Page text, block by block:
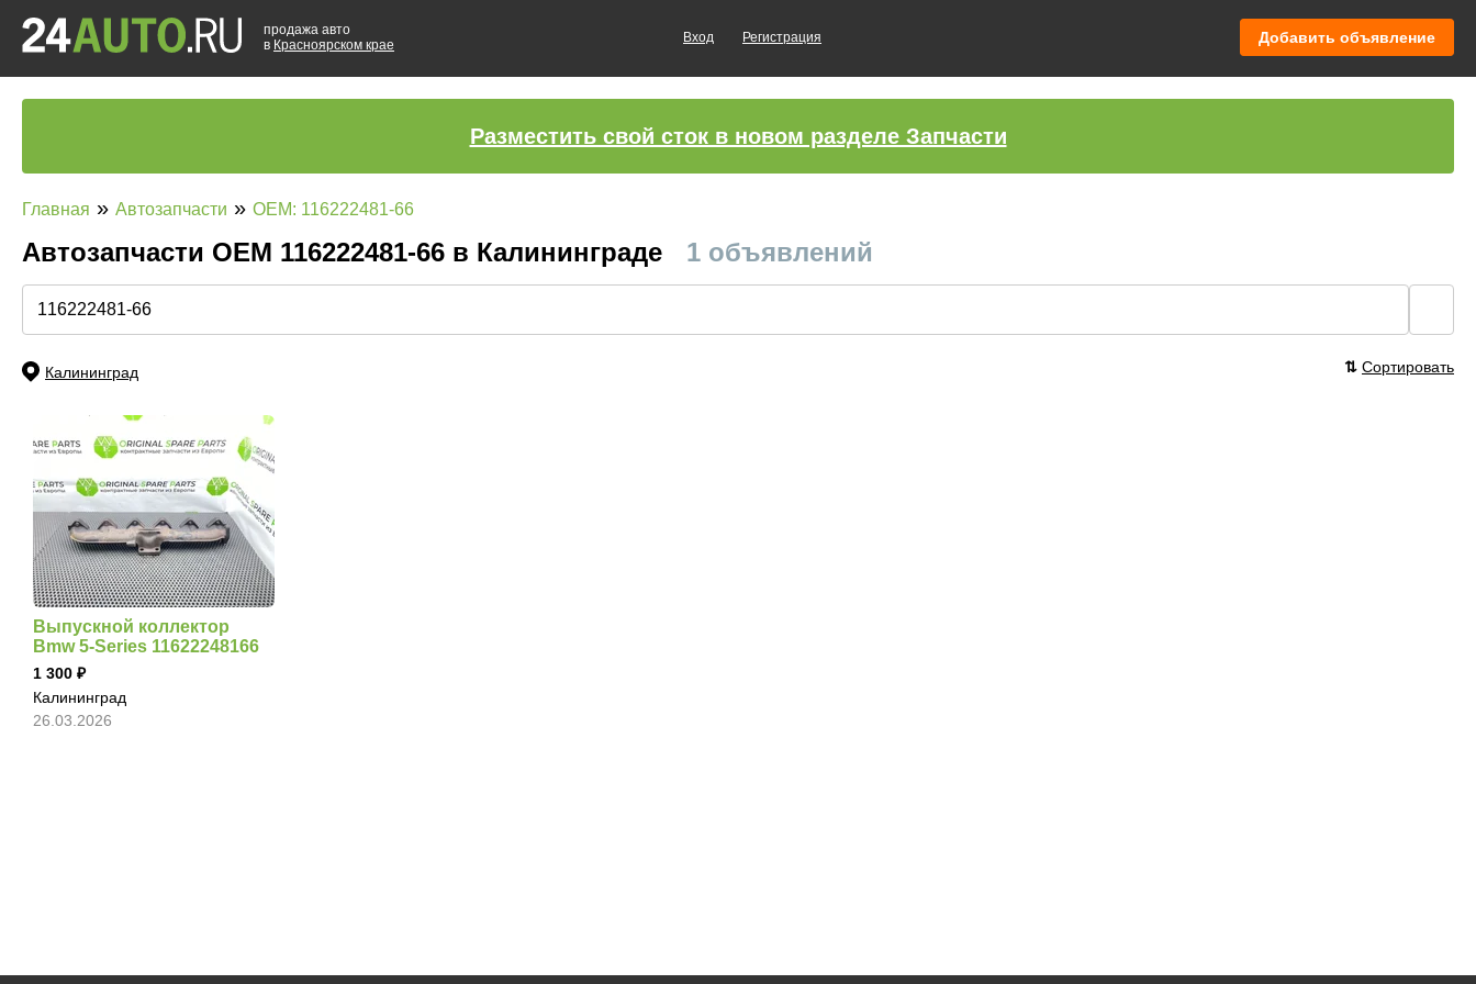
продажа авто
в Красноярском крае
Вход Регистрация Добавить объявление
Разместить свой сток в новом разделе Запчасти
Главная » Автозапчасти » OEM: 116222481-66
Автозапчасти ОЕМ 116222481-66 в Калининграде 1 объявлений
Калининград ⇅ Сортировать
Выпускной коллектор
Bmw 5-Series 11622248166
1 300
Калининград
26.03.2026